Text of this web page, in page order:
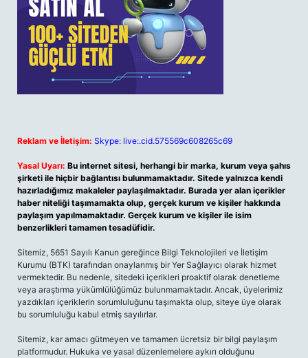
Reklam ve İletişim: Skype: live:.cid.575569c608265c69
Yasal Uyarı: Bu internet sitesi, herhangi bir marka, kurum veya şahıs
şirketi ile hiçbir bağlantısı bulunmamaktadır. Sitede yalnızca kendi
hazırladığımız makaleler paylaşılmaktadır. Burada yer alan içerikler
haber niteliği taşımamakta olup, gerçek kurum ve kişiler hakkında
paylaşım yapılmamaktadır. Gerçek kurum ve kişiler ile isim
benzerlikleri tamamen tesadüfidir.
Sitemiz, 5651 Sayılı Kanun gereğince Bilgi Teknolojileri ve İletişim
Kurumu (BTK) tarafından onaylanmış bir Yer Sağlayıcı olarak hizmet
vermektedir. Bu nedenle, sitedeki içerikleri proaktif olarak denetleme
veya araştırma yükümlülüğümüz bulunmamaktadır. Ancak, üyelerimiz
yazdıkları içeriklerin sorumluluğunu taşımakta olup, siteye üye olarak
bu sorumluluğu kabul etmiş sayılırlar.
Sitemiz, kar amacı gütmeyen ve tamamen ücretsiz bir bilgi paylaşım
platformudur. Hukuka ve yasal düzenlemelere aykırı olduğunu